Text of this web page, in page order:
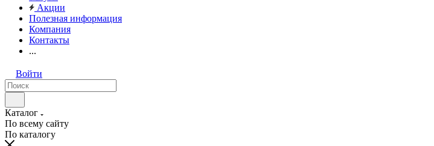
Акции
Полезная информация
Компания
Контакты
...
Войти
Каталог
По всему сайту
По каталогу